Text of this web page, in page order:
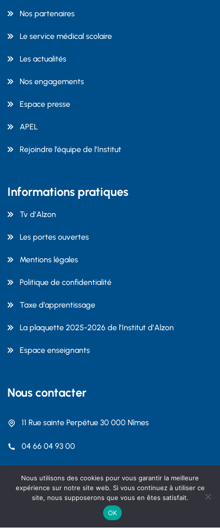
Nos partenaires
Le service médical scolaire
Les actualités
Nos engagements
Espace presse
APEL
Rejoindre l’équipe de l’Institut
Informations pratiques
Tv d’Alzon
Les portes ouvertes
Mentions légales
Politique de confidentialité
Taxe d’apprentissage
La plaquette 2025-2026 de l’Institut d’Alzon
Espace enseignants
Nous contacter
11 Rue sainte Perpétue 30 000 Nîmes
04 66 04 93 00
Copyright 2026 Institut Emmanuel d'Alzon Nîmes
Nous utilisons des cookies pour vous garantir la meilleure
expérience sur notre site web. Si vous continuez à utiliser ce
site, nous supposerons que vous en êtes satisfait.
OK